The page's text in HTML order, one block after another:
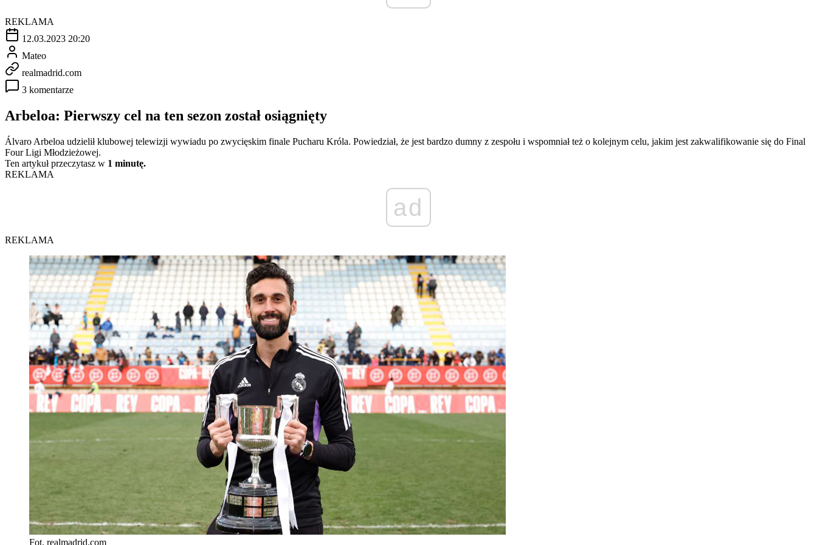
REKLAMA
12.03.2023 20:20
Mateo
realmadrid.com
3 komentarze
Arbeloa: Pierwszy cel na ten sezon został osiągnięty
Álvaro Arbeloa udzielił klubowej telewizji wywiadu po zwycięskim finale Pucharu Króla. Powiedział, że jest bardzo dumny z zespołu i wspomniał też o kolejnym celu, jakim jest zakwalifikowanie się do Final
Four Ligi Młodzieżowej.
Ten artykuł przeczytasz w 1 minutę.
REKLAMA
ad
REKLAMA
Fot. realmadrid.com